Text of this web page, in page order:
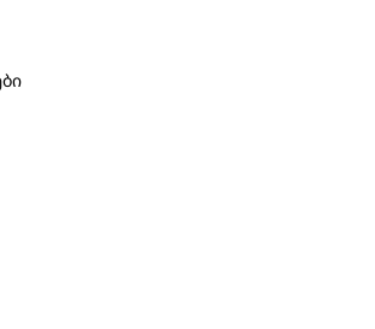
შხაპის გელი მგრძნობიარე
Aktiv ხელისა და ფრჩხილის
;